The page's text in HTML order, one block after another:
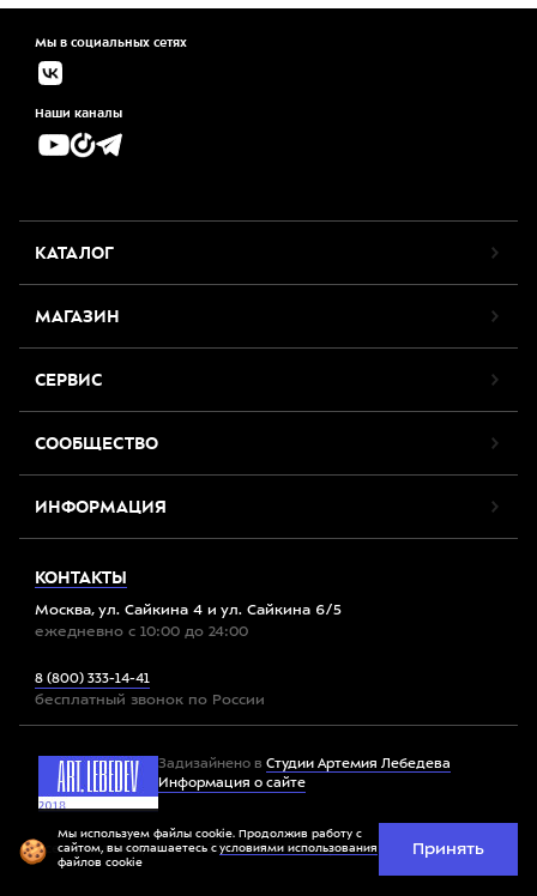
Мы в социальных сетях
Наши каналы
КАТАЛОГ
МАГАЗИН
СЕРВИС
СООБЩЕСТВО
ИНФОРМАЦИЯ
КОНТАКТЫ
Москва, ул. Сайкина 4 и ул. Сайкина 6/5
ежедневно с 10:00 до 24:00
8 (800) 333-14-41
бесплатный звонок по России
Задизайнено в Студии Артемия Лебедева
Информация о сайте
Все права защищены. 2012-2026 © Спорт-Марафон
Мы используем файлы cookie. Продолжив работу с
сайтом, вы соглашаетесь с условиями использования
файлов cookie
Принять